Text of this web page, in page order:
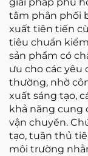
tâm phân phối
xuất tiên tiến
tiêu chuẩn
sản phẩm có
ưu cho các yêu
thường, nhờ
xuất sáng tạo,
khả năng cung
vận chuyển.
tạo, tuân thủ
môi trường